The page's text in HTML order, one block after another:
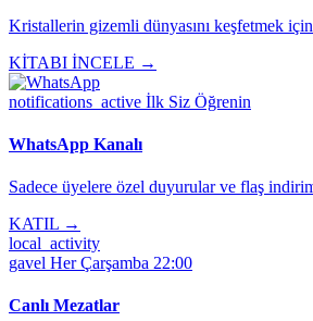
Kristallerin gizemli dünyasını keşfetmek
KİTABI İNCELE →
notifications_active İlk Siz Öğrenin
WhatsApp Kanalı
Sadece üyelere özel duyurular ve flaş
KATIL →
local_activity
gavel Her Çarşamba 22:00
Canlı Mezatlar